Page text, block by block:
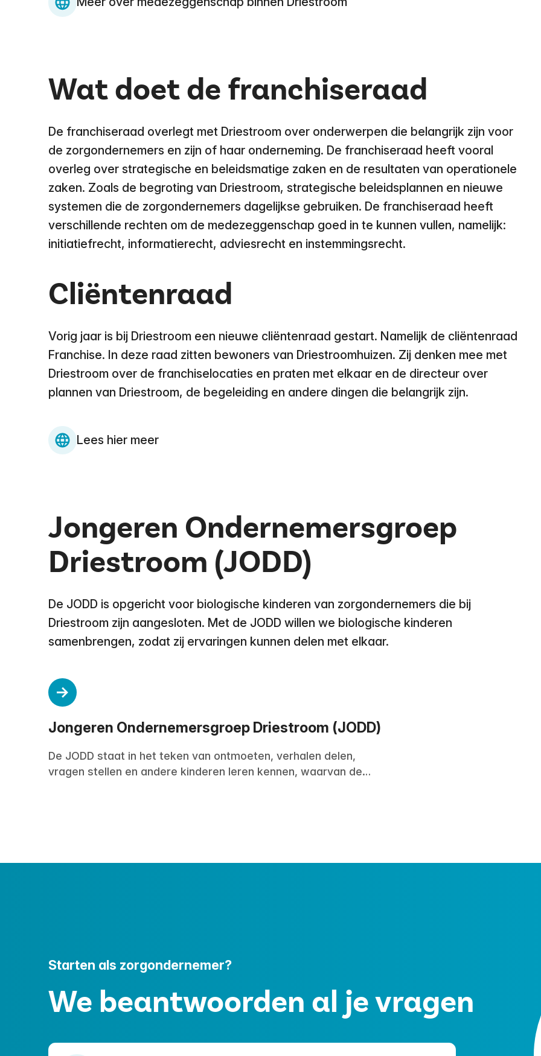
Wat doet de franchiseraad
De franchiseraad overlegt met Driestroom over onderwerpen die belangrijk zijn voor
de zorgondernemers en zijn of haar onderneming. De franchiseraad heeft vooral
overleg over strategische en beleidsmatige zaken en de resultaten van operationele
zaken. Zoals de begroting van Driestroom, strategische beleidsplannen en nieuwe
systemen die de zorgondernemers dagelijkse gebruiken. De franchiseraad heeft
verschillende rechten om de medezeggenschap goed in te kunnen vullen, namelijk:
initiatiefrecht, informatierecht, adviesrecht en instemmingsrecht.
Cliëntenraad
Vorig jaar is bij Driestroom een nieuwe cliëntenraad gestart. Namelijk de cliëntenraad
Franchise. In deze raad zitten bewoners van Driestroomhuizen. Zij denken mee met
Driestroom over de franchiselocaties en praten met elkaar en de directeur over
plannen van Driestroom, de begeleiding en andere dingen die belangrijk zijn.
Lees hier meer
Jongeren Ondernemersgroep
Driestroom (JODD)
De JODD is opgericht voor biologische kinderen van zorgondernemers die bij
Driestroom zijn aangesloten. Met de JODD willen we biologische kinderen
samenbrengen, zodat zij ervaringen kunnen delen met elkaar.
Jongeren Ondernemersgroep Driestroom (JODD)
De JODD staat in het teken van ontmoeten, verhalen delen,
vragen stellen en andere kinderen leren kennen, waarvan de
Starten als zorgondernemer?
We beantwoorden al je vragen